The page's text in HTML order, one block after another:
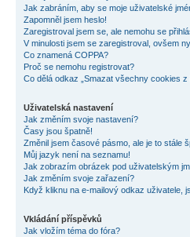
Jak zabráním, aby se moje uživatelské
Zapomněl jsem heslo!
Zaregistroval jsem se, ale nemohu se
V minulosti jsem se zaregistroval, ovšem
Co znamená COPPA?
Proč se nemohu registrovat?
Co dělá odkaz „Smazat všechny cookies z
Uživatelská nastavení
Jak změním svoje nastavení?
Časy jsou špatně!
Změnil jsem časové pásmo, ale je to stále
Můj jazyk není na seznamu!
Jak zobrazím obrázek pod uživatelským
Jak změním svoje zařazení?
Když kliknu na e-mailový odkaz uživatele,
Vkládání příspěvků
Jak vložím téma do fóra?